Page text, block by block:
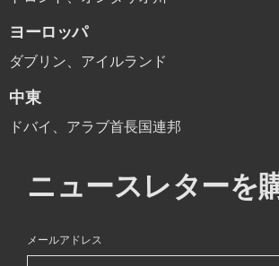
ヨーロッパ
ダブリン、アイルランド
中東
ドバイ、アラブ首長国連邦
ニュースレターを
メールアドレス